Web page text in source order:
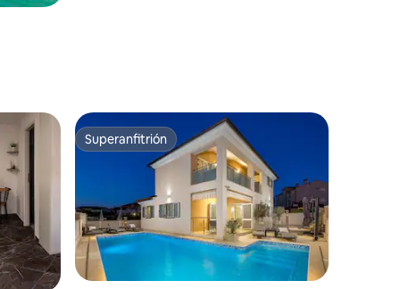
Superanfitrión
Superanfitrión